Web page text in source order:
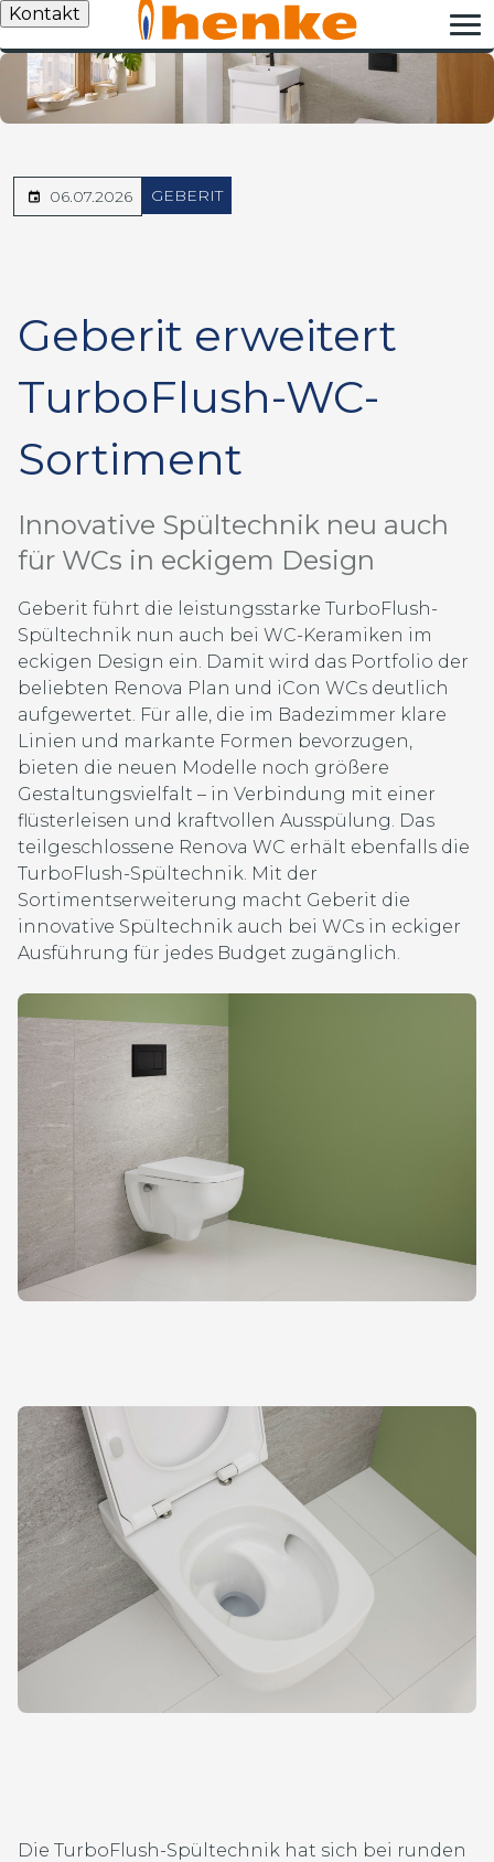
Kontakt
06.07.2026 GEBERIT
Geberit erweitert
TurboFlush-WC-
Sortiment
Innovative Spültechnik neu auch
für WCs in eckigem Design
Geberit führt die leistungsstarke TurboFlush-
Spültechnik nun auch bei WC-Keramiken im
eckigen Design ein. Damit wird das Portfolio der
beliebten Renova Plan und iCon WCs deutlich
aufgewertet. Für alle, die im Badezimmer klare
Linien und markante Formen bevorzugen,
bieten die neuen Modelle noch größere
Gestaltungsvielfalt – in Verbindung mit einer
flüsterleisen und kraftvollen Ausspülung. Das
teilgeschlossene Renova WC erhält ebenfalls die
TurboFlush-Spültechnik. Mit der
Sortimentserweiterung macht Geberit die
innovative Spültechnik auch bei WCs in eckiger
Ausführung für jedes Budget zugänglich.
Die TurboFlush-Spültechnik hat sich bei runden